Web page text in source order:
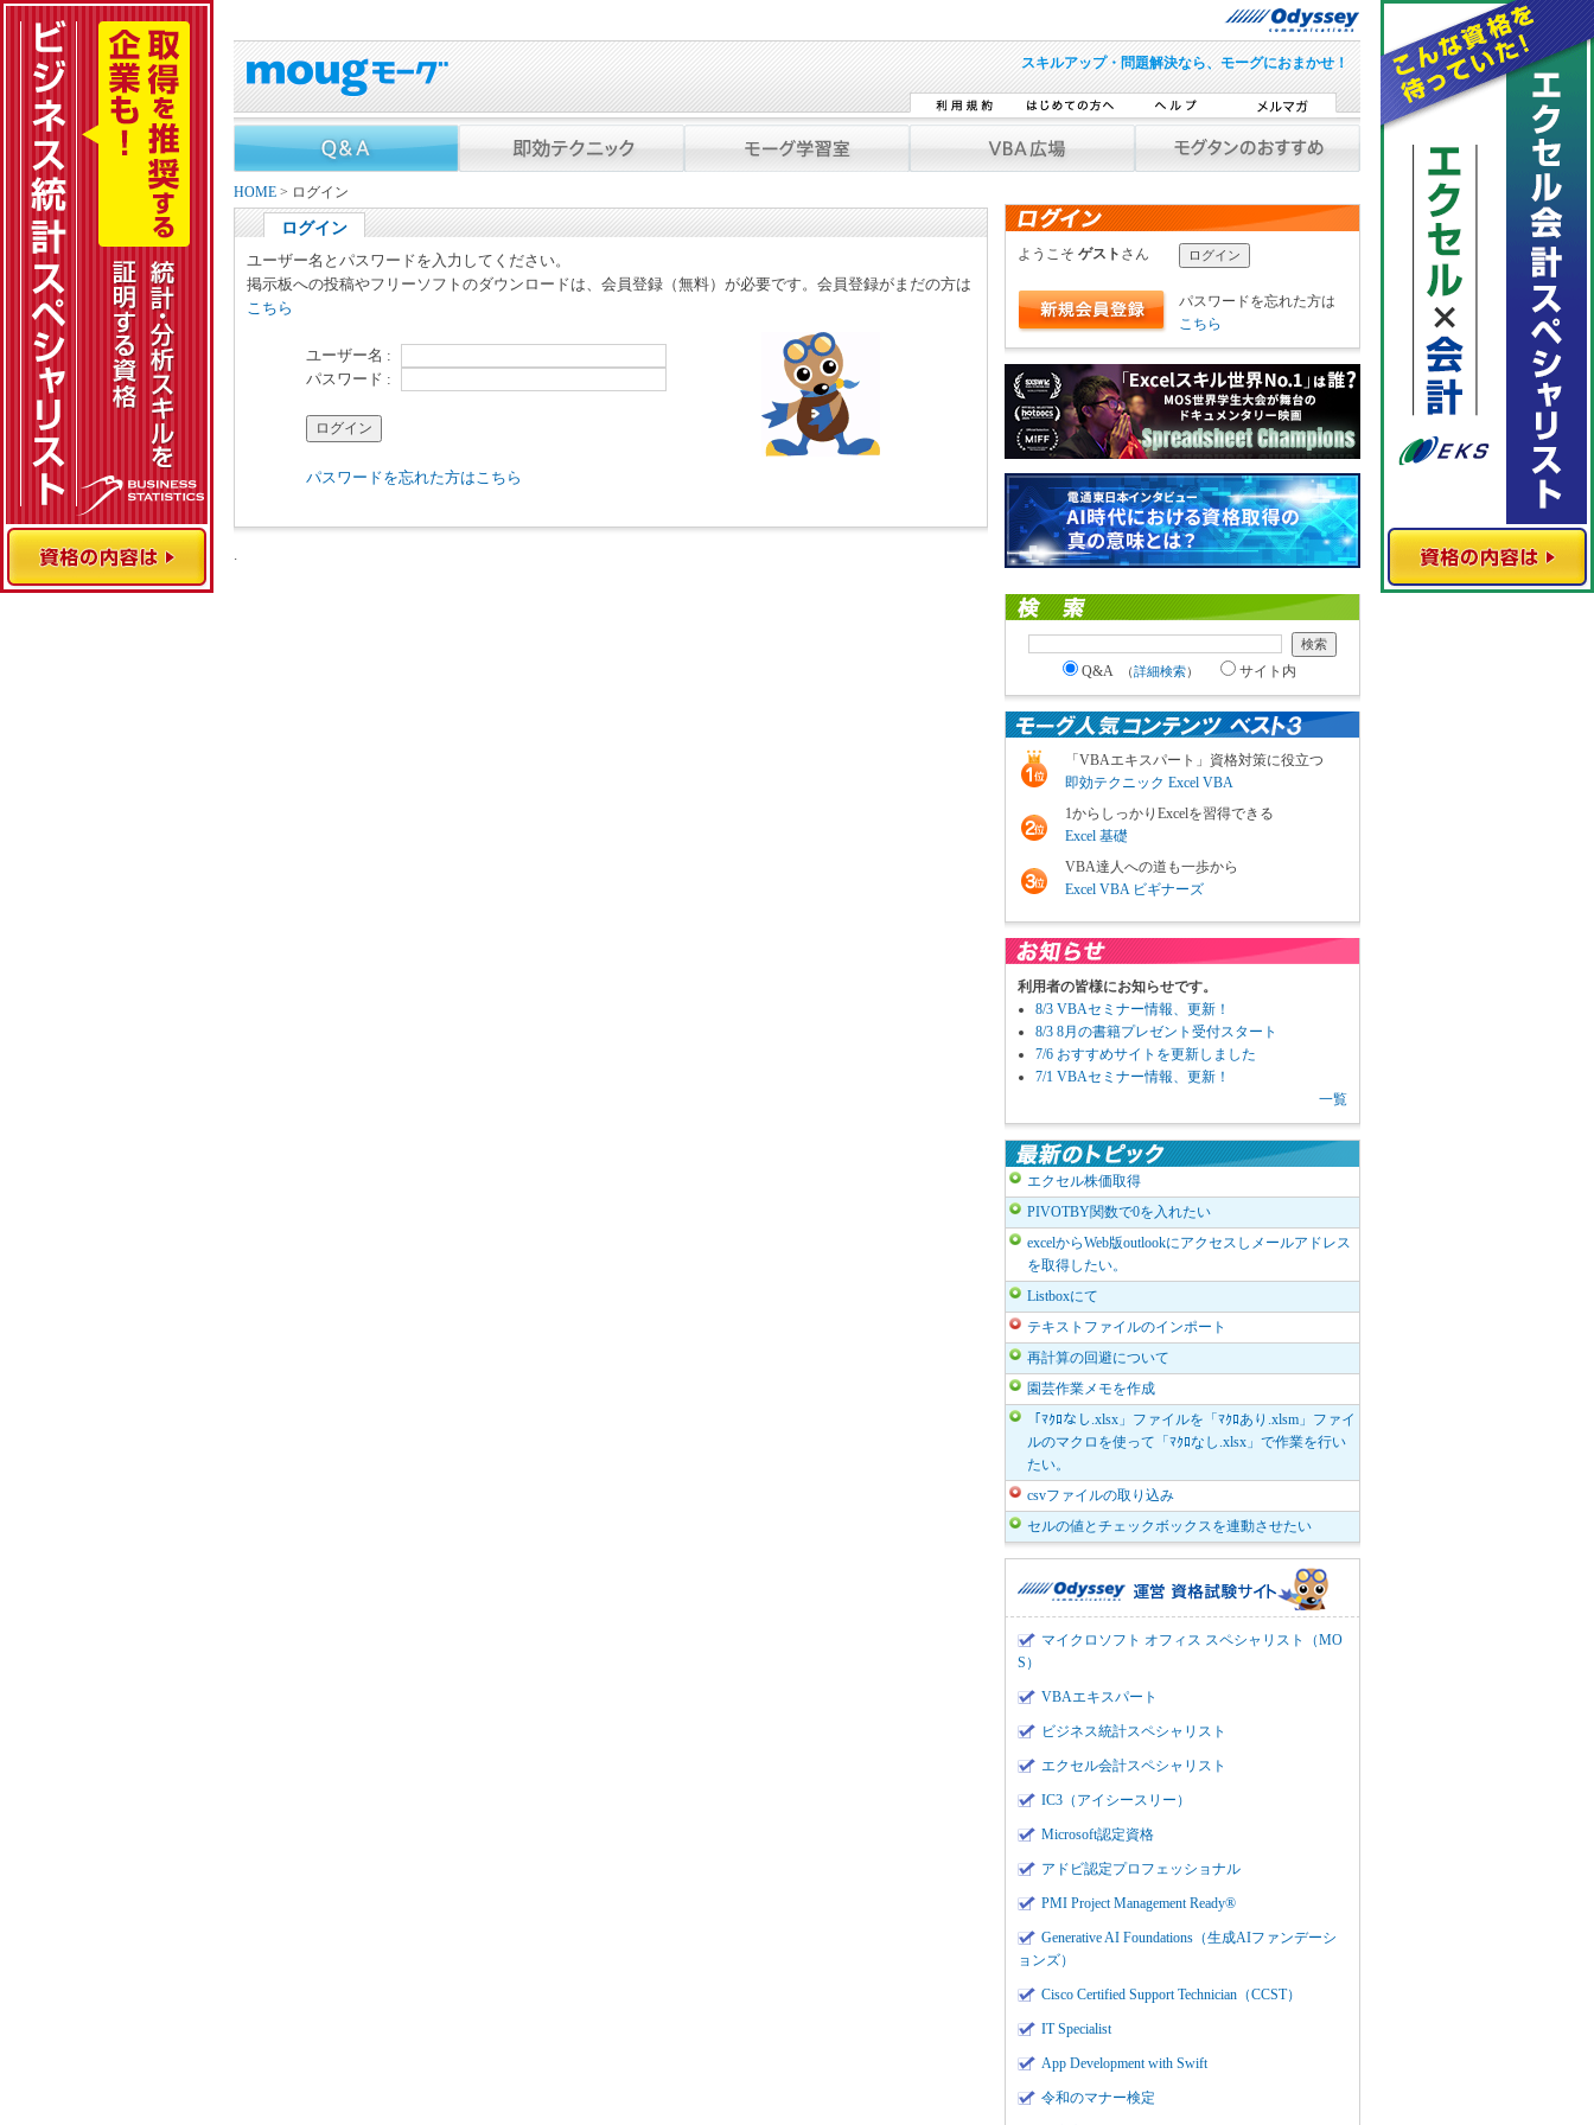
スキルアップ・問題解決なら、モーグにおまかせ！
HOME > ログイン
ログイン
ユーザー名とパスワードを入力してください。
掲示板への投稿やフリーソフトのダウンロードは、会員登録（無料）が必要です。会員登録がまだの方は
こちら
ユーザー名 :
パスワード :
パスワードを忘れた方はこちら
ようこそ ゲスト さん
パスワードを忘れた方は
こちら
Q&A （詳細検索） サイト内
「VBAエキスパート」資格対策に役立つ
即効テクニック Excel VBA
1からしっかりExcelを習得できる
Excel 基礎
VBA達人への道も一歩から
Excel VBA ビギナーズ
利用者の皆様にお知らせです。
8/3 VBAセミナー情報、更新！
8/3 8月の書籍プレゼント受付スタート
7/6 おすすめサイトを更新しました
7/1 VBAセミナー情報、更新！
一覧
エクセル株価取得
PIVOTBY関数で0を入れたい
excelからWeb版outlookにアクセスしメールアドレス
を取得したい。
Listboxにて
テキストファイルのインポート
再計算の回避について
園芸作業メモを作成
「ﾏｸﾛなし.xlsx」ファイルを「ﾏｸﾛあり.xlsm」ファイ
ルのマクロを使って「ﾏｸﾛなし.xlsx」で作業を行い
たい。
csvファイルの取り込み
セルの値とチェックボックスを連動させたい
マイクロソフト オフィス スペシャリスト（MO
S）
VBAエキスパート
ビジネス統計スペシャリスト
エクセル会計スペシャリスト
IC3（アイシースリー）
Microsoft認定資格
アドビ認定プロフェッショナル
PMI Project Management Ready®
Generative AI Foundations（生成AIファンデーシ
ョンズ）
Cisco Certified Support Technician（CCST）
IT Specialist
App Development with Swift
令和のマナー検定